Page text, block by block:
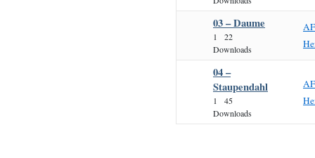
03 – Daume
1
22
Downloads
04 –
Staupendahl
1
45
Downloads